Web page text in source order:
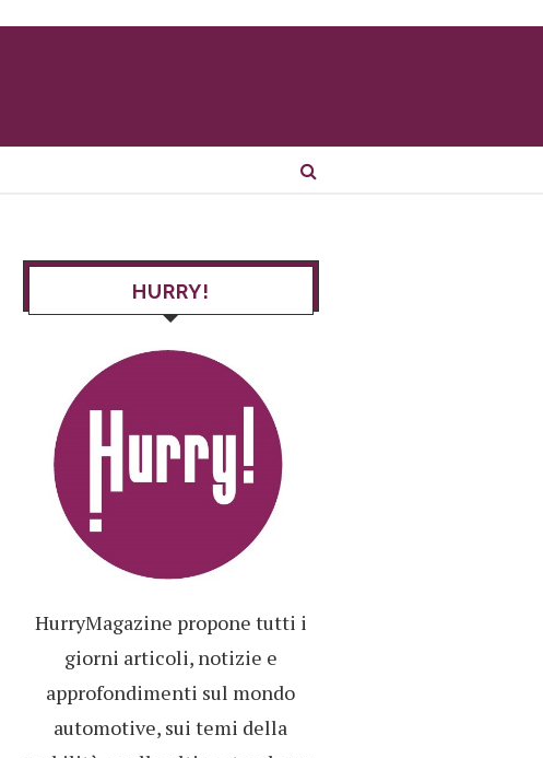
HURRY!
HurryMagazine propone tutti i
giorni articoli, notizie e
approfondimenti sul mondo
automotive, sui temi della